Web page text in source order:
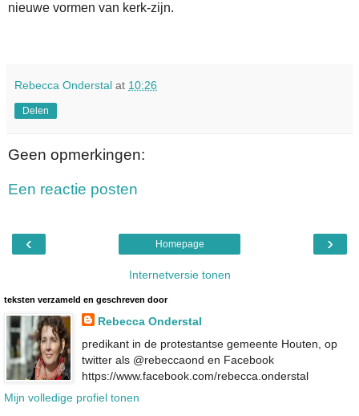
nieuwe vormen van kerk-zijn.
Rebecca Onderstal at 10:26
Delen
Geen opmerkingen:
Een reactie posten
‹ ›
Homepage
Internetversie tonen
teksten verzameld en geschreven door
Rebecca Onderstal
predikant in de protestantse gemeente Houten, op
twitter als @rebeccaond en Facebook
https://www.facebook.com/rebecca.onderstal
Mijn volledige profiel tonen